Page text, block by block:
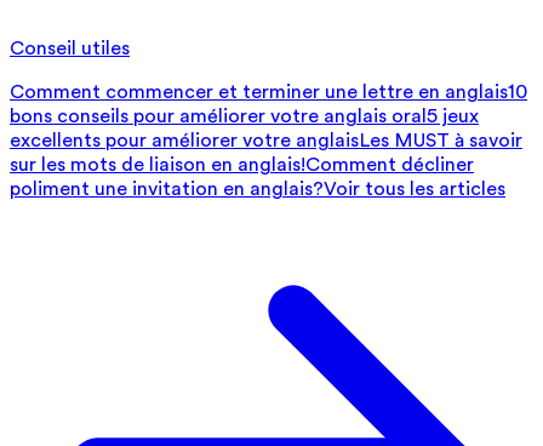
Conseil utiles
Comment commencer et terminer une lettre en anglais10
bons conseils pour améliorer votre anglais oral 5 jeux
excellents pour améliorer votre anglaisLes MUST à savoir
sur les mots de liaison en anglais!Comment décliner
poliment une invitation en anglais?Voir tous les articles